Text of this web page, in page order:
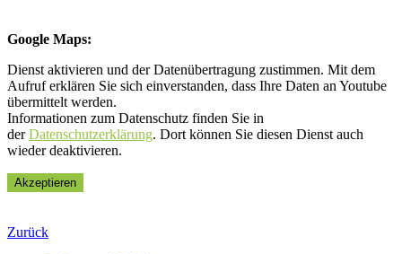
Google Maps:
Dienst aktivieren und der Datenübertragung zustimmen. Mit dem
Aufruf erklären Sie sich einverstanden, dass Ihre Daten an Youtube
übermittelt werden.
Informationen zum Datenschutz finden Sie in
derDatenschutzerklärung. Dort können Sie diesen Dienst auch
wieder deaktivieren.
Akzeptieren
Zurück